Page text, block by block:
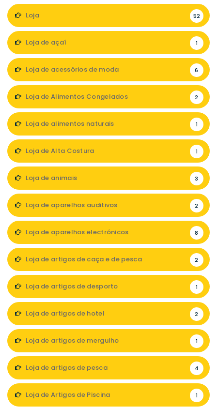
Loja 52
Loja de açaí 1
Loja de acessórios de moda 6
Loja de Alimentos Congelados 2
Loja de alimentos naturais 1
Loja de Alta Costura 1
Loja de animais 3
Loja de aparelhos auditivos 2
Loja de aparelhos electrónicos 8
Loja de artigos de caça e de pesca 2
Loja de artigos de desporto 1
Loja de artigos de hotel 2
Loja de artigos de mergulho 1
Loja de artigos de pesca 4
Loja de Artigos de Piscina 1